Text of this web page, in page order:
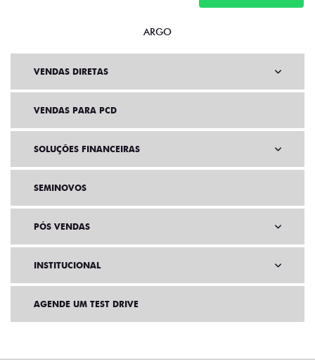
ARGO
VENDAS DIRETAS
VENDAS PARA PCD
SOLUÇÕES FINANCEIRAS
SEMINOVOS
PÓS VENDAS
INSTITUCIONAL
AGENDE UM TEST DRIVE